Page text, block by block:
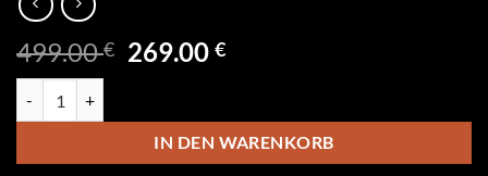
499.00€ Ursprünglicher
499.00 €
269.00€Aktueller
269.00 €.
IN DEN WARENKORB